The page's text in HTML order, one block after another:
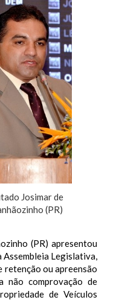
Josimar de
(PR)
(PR) apresentou
Legislativa,
retenção ou apreensão
não comprovação de
de Veículos